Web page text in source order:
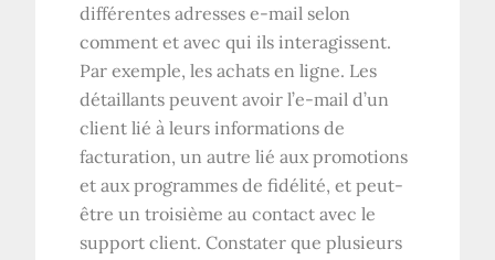
différentes adresses e-mail selon
comment et avec qui ils interagissent.
Par exemple, les achats en ligne. Les
détaillants peuvent avoir l’e-mail d’un
client lié à leurs informations de
facturation, un autre lié aux promotions
et aux programmes de fidélité, et peut-
être un troisième au contact avec le
support client. Constater que plusieurs